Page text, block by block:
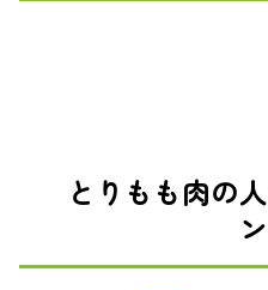
とりもも肉の